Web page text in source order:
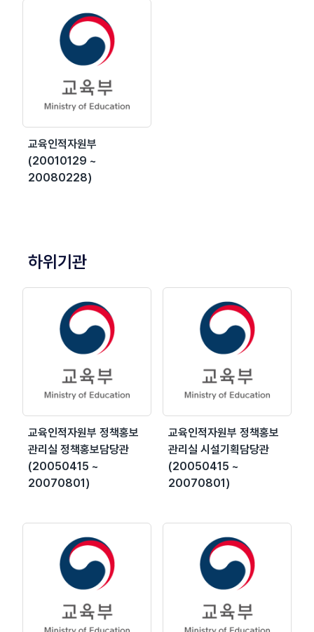
교육인적자원부
(20010129 ~
20080228)
하위기관
교육인적자원부 정책홍보
관리실 정책홍보담당관
(20050415 ~
20070801)
교육인적자원부 정책홍보
관리실 시설기획담당관
(20050415 ~
20070801)